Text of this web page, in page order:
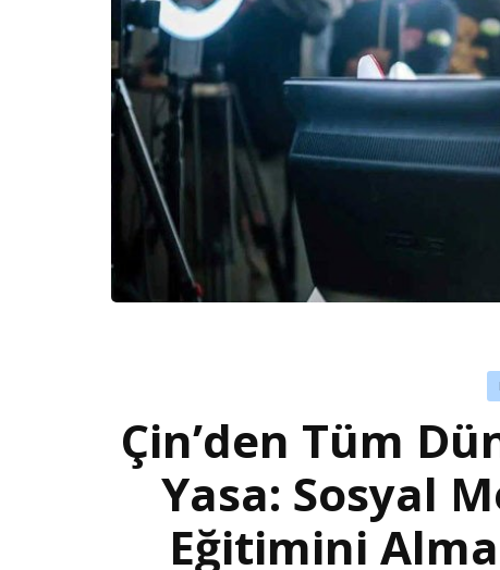
Çin’den Tüm
Yasa: Sosyal
Eğitimini